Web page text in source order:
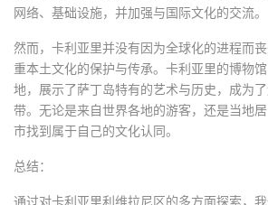
网络、基础设施，并加强与国际文化的交流。
然而，卡利亚里并没有因为全球化的进程而
重本土文化的保护与传承。卡利亚里的博物
地，展示了萨丁岛特有的艺术与历史，成为
带。无论是来自世界各地的游客，还是当地
市找到属于自己的文化认同。
总结：
通过对卡利亚里利维拉尼区的多方面探索，